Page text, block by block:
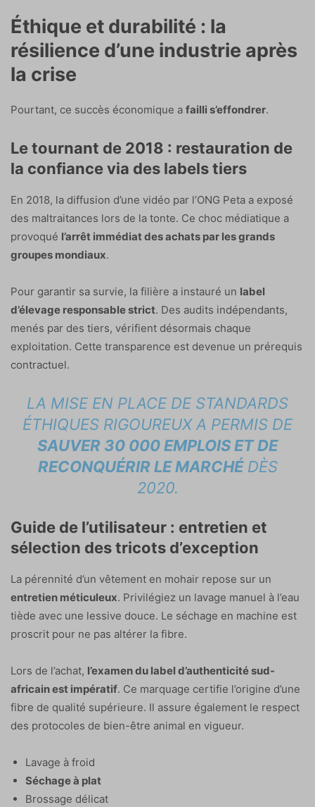
Éthique et durabilité : la
résilience d’une industrie après
la crise
Pourtant, ce succès économique a failli s’effondrer.
Le tournant de 2018 : restauration de
la confiance via des labels tiers
En 2018, la diffusion d’une vidéo par l’ONG Peta a exposé
des maltraitances lors de la tonte. Ce choc médiatique a
provoqué l’arrêt immédiat des achats par les grands
groupes mondiaux.
Pour garantir sa survie, la filière a instauré un label
d’élevage responsable strict. Des audits indépendants,
menés par des tiers, vérifient désormais chaque
exploitation. Cette transparence est devenue un prérequis
contractuel.
LA MISE EN PLACE DE STANDARDS
ÉTHIQUES RIGOUREUX A PERMIS DE
SAUVER 30 000 EMPLOIS ET DE
RECONQUÉRIR LE MARCHÉDÈS
2020.
Guide de l’utilisateur : entretien et
sélection des tricots d’exception
La pérennité d’un vêtement en mohair repose sur un
entretien méticuleux. Privilégiez un lavage manuel à l’eau
tiède avec une lessive douce. Le séchage en machine est
proscrit pour ne pas altérer la fibre.
Lors de l’achat, l’examen du label d’authenticité sud-
africain est impératif. Ce marquage certifie l’origine d’une
fibre de qualité supérieure. Il assure également le respect
des protocoles de bien-être animal en vigueur.
Lavage à froid
Séchage à plat
Brossage délicat